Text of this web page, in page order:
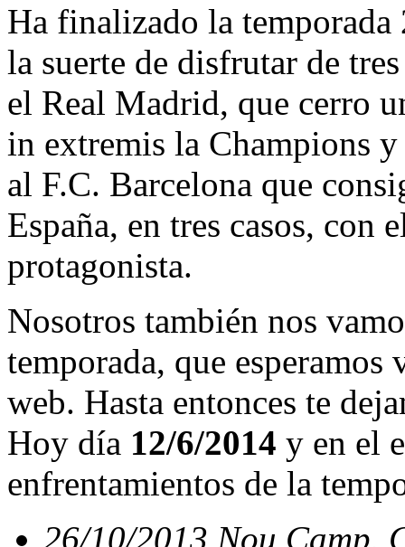
Ha finalizado la
la suerte de disfrutar de
el Real Madrid, que cerro
in extremis la Champions
al F.C. Barcelona que
España, en tres casos,
protagonista.
Nosotros también nos
temporada, que esperamos
web. Hasta entonces te
Hoy día 12/6/2014 y en el
enfrentamientos de la
26/10/2013 Nou Camp.